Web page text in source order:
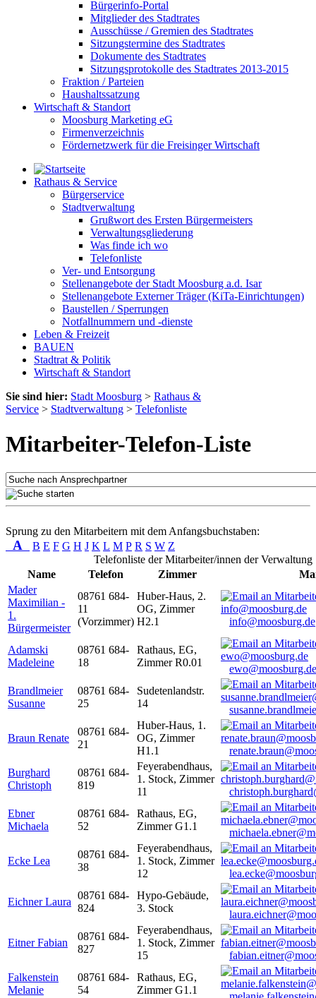
Bürgerinfo-Portal
Mitglieder des Stadtrates
Ausschüsse / Gremien des Stadtrates
Sitzungstermine des Stadtrates
Dokumente des Stadtrates
Sitzungsprotokolle des Stadtrates 2013-2015
Fraktion / Parteien
Haushaltssatzung
Wirtschaft & Standort
Moosburg Marketing eG
Firmenverzeichnis
Fördernetzwerk für die Freisinger Wirtschaft
Rathaus & Service
Bürgerservice
Stadtverwaltung
Grußwort des Ersten Bürgermeisters
Verwaltungsgliederung
Was finde ich wo
Telefonliste
Ver- und Entsorgung
Stellenangebote der Stadt Moosburg a.d. Isar
Stellenangebote Externer Träger (KiTa-Einrichtungen)
Baustellen / Sperrungen
Notfallnummern und -dienste
Leben & Freizeit
BAUEN
Stadtrat & Politik
Wirtschaft & Standort
Sie sind hier: Stadt Moosburg > Rathaus &
Service > Stadtverwaltung > Telefonliste
Mitarbeiter-Telefon-Liste
Sprung zu den Mitarbeitern mit dem Anfangsbuchstaben:
A B E F G H J K L M P R S W Z
Telefonliste der Mitarbeiter/innen der Verwaltung
Name
Telefon Zimmer
Mader
Maximilian -
1.
Bürgermeister
08761 684-
11
(Vorzimmer)
Huber-Haus, 2.
OG, Zimmer
H2.1
info@moosburg.de
Adamski
Madeleine
08761 684-
18
Rathaus, EG,
Zimmer R0.01
ewo@moosburg.de
Brandlmeier
Susanne
08761 684-
25
Sudetenlandstr.
14
Braun Renate
08761 684-
21
Huber-Haus, 1.
OG, Zimmer
H1.1
Burghard
Christoph
08761 684-
819
Feyerabendhaus,
1. Stock, Zimmer
11
Ebner
Michaela
08761 684-
52
Rathaus, EG,
Zimmer G1.1
Ecke Lea
08761 684-
38
Feyerabendhaus,
1. Stock, Zimmer
12
Eichner Laura
08761 684-
824
Hypo-Gebäude,
3. Stock
Eitner Fabian
08761 684-
827
Feyerabendhaus,
1. Stock, Zimmer
15
Falkenstein
Melanie
08761 684-
54
Rathaus, EG,
Zimmer G1.1